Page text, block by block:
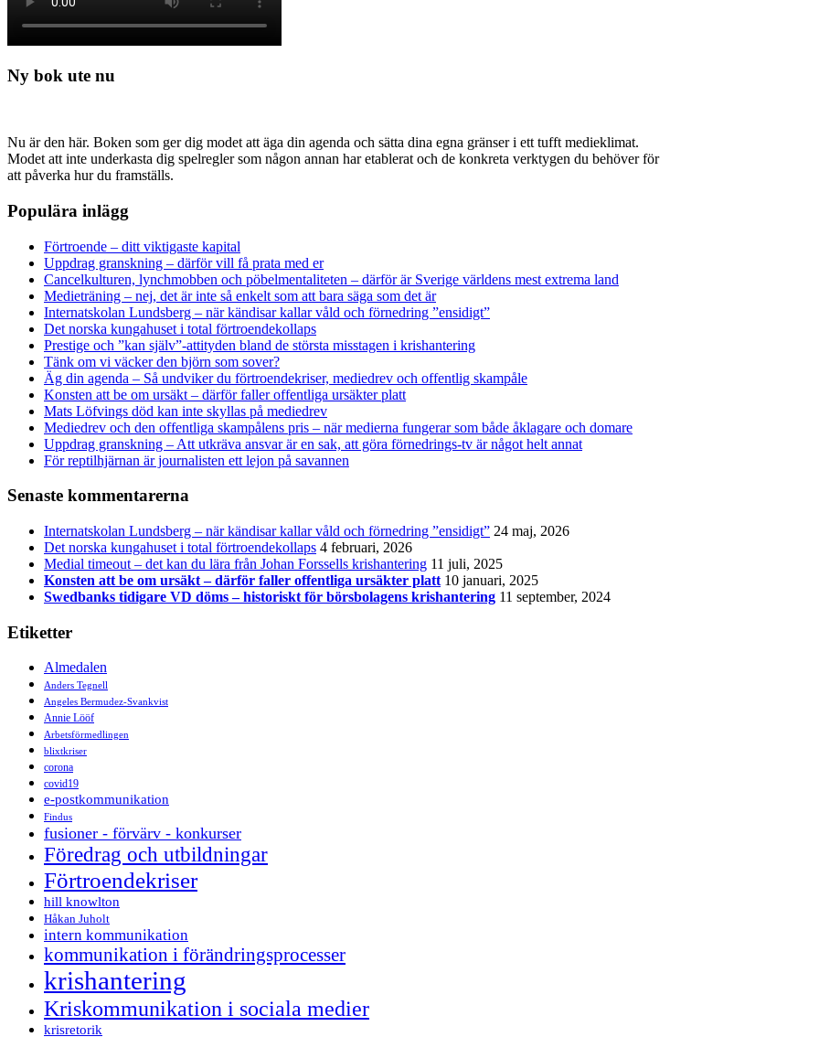
Ny bok ute nu
Nu är den här. Boken som ger dig modet att äga din agenda och sätta dina egna gränser i ett tufft medieklimat.
Modet att inte underkasta dig spelregler som någon annan har etablerat och de konkreta verktygen du behöver för
att påverka hur du framställs.
Populära inlägg
Förtroende – ditt viktigaste kapital
Uppdrag granskning – därför vill få prata med er
Cancelkulturen, lynchmobben och pöbelmentaliteten – därför är Sverige världens mest extrema land
Medieträning – nej, det är inte så enkelt som att bara säga som det är
Internatskolan Lundsberg – när kändisar kallar våld och förnedring ”ensidigt”
Det norska kungahuset i total förtroendekollaps
Prestige och ”kan själv”-attityden bland de största misstagen i krishantering
Tänk om vi väcker den björn som sover?
Äg din agenda – Så undviker du förtroendekriser, mediedrev och offentlig skampåle
Konsten att be om ursäkt – därför faller offentliga ursäkter platt
Mats Löfvings död kan inte skyllas på mediedrev
Mediedrev och den offentliga skampålens pris – när medierna fungerar som både åklagare och domare
Uppdrag granskning – Att utkräva ansvar är en sak, att göra förnedrings-tv är något helt annat
För reptilhjärnan är journalisten ett lejon på savannen
Senaste kommentarerna
Internatskolan Lundsberg – när kändisar kallar våld och förnedring ”ensidigt” 24 maj, 2026
Det norska kungahuset i total förtroendekollaps 4 februari, 2026
Medial timeout – det kan du lära från Johan Forssells krishantering 11 juli, 2025
Konsten att be om ursäkt – därför faller offentliga ursäkter platt 10 januari, 2025
Swedbanks tidigare VD döms – historiskt för börsbolagens krishantering 11 september, 2024
Etiketter
Almedalen
Anders Tegnell
Angeles Bermudez-Svankvist
Annie Lööf
Arbetsförmedlingen
blixtkriser
corona
covid19
e-postkommunikation
Findus
fusioner - förvärv - konkurser
Föredrag och utbildningar
Förtroendekriser
hill knowlton
Håkan Juholt
intern kommunikation
kommunikation i förändringsprocesser
krishantering
Kriskommunikation i sociala medier
krisretorik